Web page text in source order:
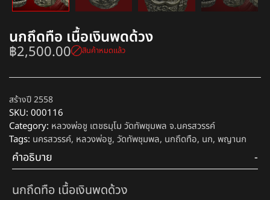
นกถึดทือ เนื้อเงินพดด้วง
฿2,500.00 สินค้าหมดแล้ว
สร้างปี 2558
SKU: 000116
Category: หลวงพ่อชู เตชธมฺโม วัดทัพชุมพล จ.นครสวรรค์
Tags: นครสวรรค์, หลวงพ่อชู, วัดทัพชุมพล, นกถึดทือ, นก, พญานก
คำอธิบาย
นกถึดทือ เนื้อเงินพดด้วง